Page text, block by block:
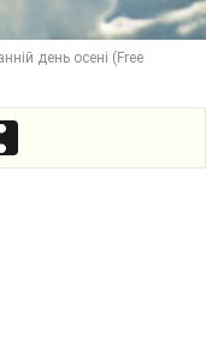
день осені (Free